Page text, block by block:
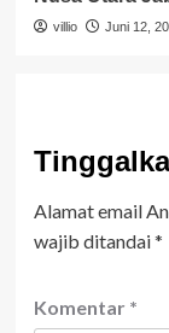
villio Juni 12,
Alamat email
wajib ditandai*
Komentar *